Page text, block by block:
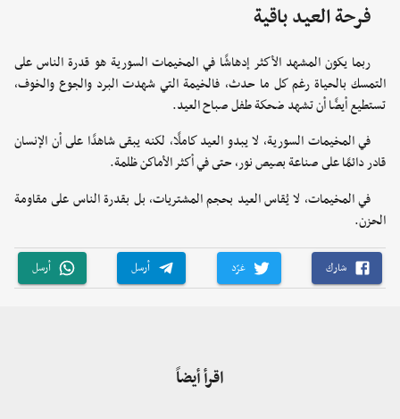
فرحة العيد باقية
ربما يكون المشهد الأكثر إدهاشًا في المخيمات السورية هو قدرة الناس على
التمسك بالحياة رغم كل ما حدث، فالخيمة التي شهدت البرد والجوع والخوف،
تستطيع أيضًا أن تشهد ضحكة طفل صباح العيد.
في المخيمات السورية، لا يبدو العيد كاملًا، لكنه يبقى شاهدًا على أن الإنسان
قادر دائمًا على صناعة بصيص نور، حتى في أكثر الأماكن ظلمة.
في المخيمات، لا يُقاس العيد بحجم المشتريات، بل بقدرة الناس على مقاومة
الحزن.
شارك غرّد أرسل أرسل
اقرأ أيضاً